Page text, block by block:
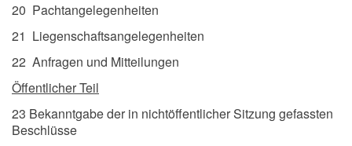
20 Pachtangelegenheiten
21 Liegenschaftsangelegenheiten
22 Anfragen und Mitteilungen
Öffentlicher Teil
23 Bekanntgabe der in nichtöffentlicher Sitzung gefassten
Beschlüsse